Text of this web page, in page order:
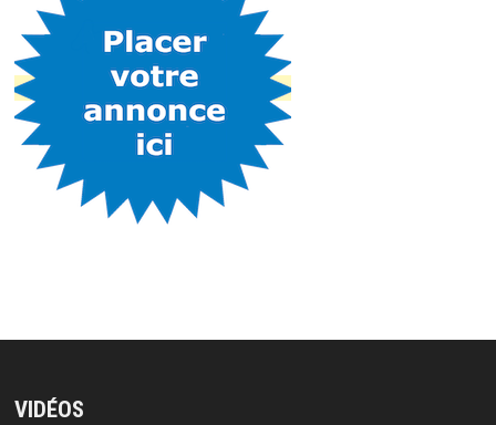
VIDÉOS